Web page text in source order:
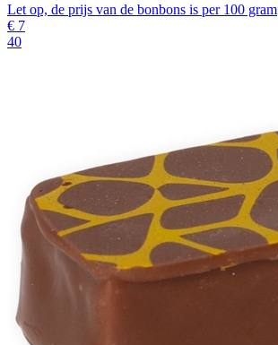
Let op, de prijs van de bonbons is per 100 gram
€ 7
40